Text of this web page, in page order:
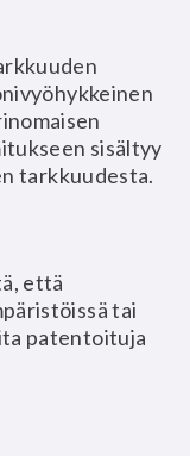
sisältyy
tarkkuudesta.
että
tai
patentoituja